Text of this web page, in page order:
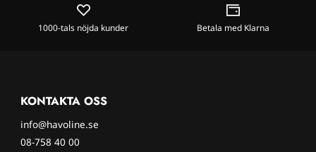
1000-tals nöjda kunder Betala med Klarna
KONTAKTA OSS
info@havoline.se
08-758 40 00